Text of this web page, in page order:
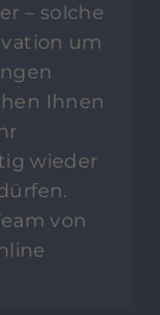
– solche
um
Ihnen
wieder
von